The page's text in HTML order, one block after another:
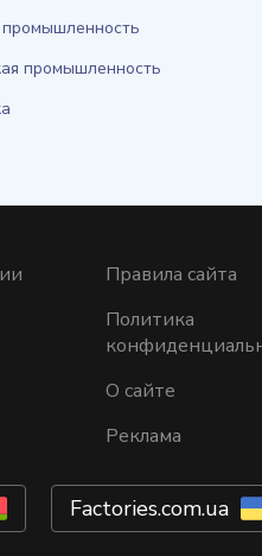
промышленность
промышленность
Правила сайта
Политика
О сайте
Реклама
Factories.com.ua